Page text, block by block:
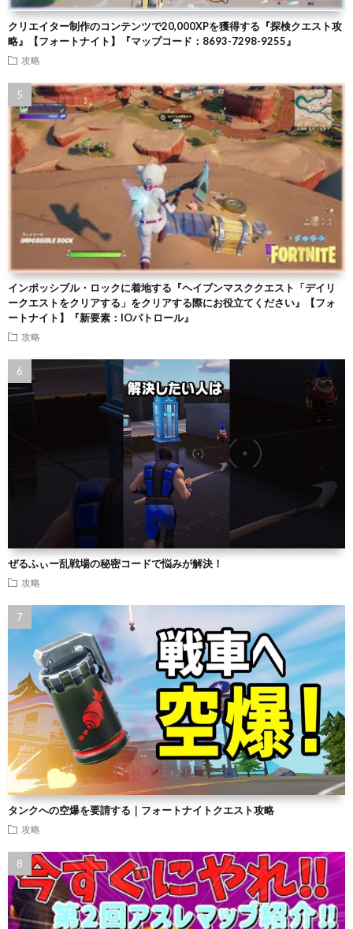
クリエイター制作のコンテンツで20,000XPを獲得する『探検クエスト攻
略』【フォートナイト】『マップコード：8693-7298-9255』
攻略
インポッシブル・ロックに着地する『ヘイブンマスククエスト「デイリ
ークエストをクリアする」をクリアする際にお役立てください』【フォ
ートナイト】『新要素：IOパトロール』
攻略
ぜるふぃー乱戦場の秘密コードで悩みが解決！
攻略
タンクへの空爆を要請する｜フォートナイトクエスト攻略
攻略